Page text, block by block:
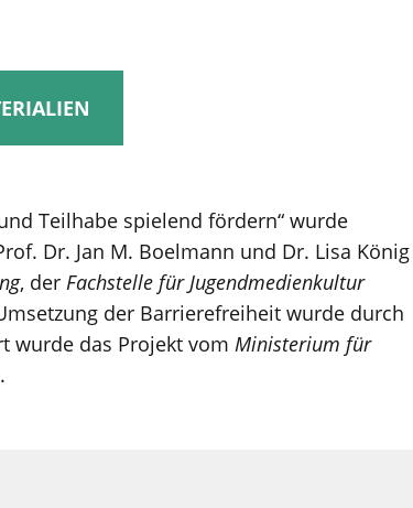
Teilhabe spielend fördern“ wurde
Dr. Jan M. Boelmann und Dr. Lisa König
, der Fachstelle für Jugendmedienkultur
der Barrierefreiheit wurde durch
wurde das Projekt vom Ministerium für
.